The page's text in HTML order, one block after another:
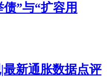
”与“扩容用
新通胀数据点评